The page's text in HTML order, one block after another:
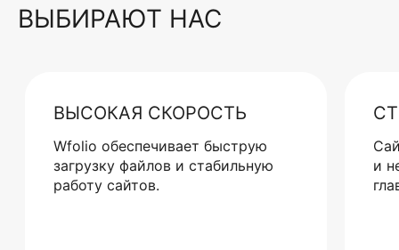
ВЫБИРАЮТ НАС
ВЫСОКАЯ СКОРОСТЬ
Wfolio обеспечивает быструю
загрузку файлов и стабильную
работу сайтов.
и